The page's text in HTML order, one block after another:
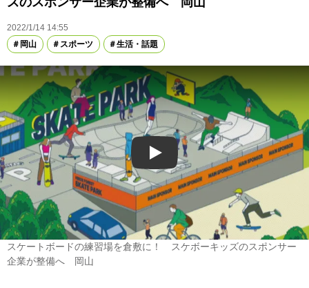
2022/1/14 14:55
岡山
スポーツ 生活・話題
Play
スケートボードの練習場を倉敷に！ スケボーキッズのスポンサー
企業が整備へ 岡山